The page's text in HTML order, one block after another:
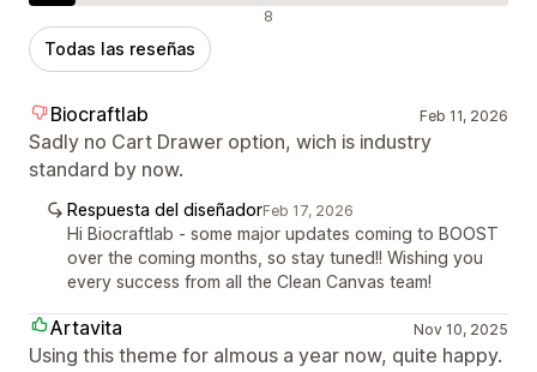
Reseñas negativas 8
Todas las reseñas
Biocraftlab Feb 11, 2026
Sadly no Cart Drawer option, wich is industry
standard by now.
Respuesta del diseñadorFeb 17, 2026
Hi Biocraftlab - some major updates coming to BOOST
over the coming months, so stay tuned!! Wishing you
every success from all the Clean Canvas team!
Artavita Nov 10, 2025
Using this theme for almous a year now, quite happy.